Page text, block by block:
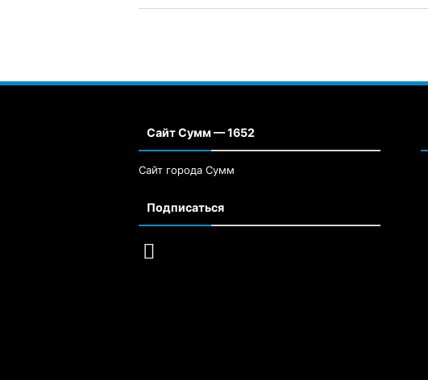
Сайт Сумм — 1652
Сайт города Сумм
Подписаться